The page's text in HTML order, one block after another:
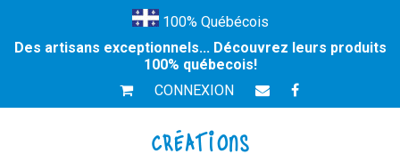
100% Québécois
Des artisans exceptionnels... Découvrez leurs produits
100% québecois!
CONNEXION